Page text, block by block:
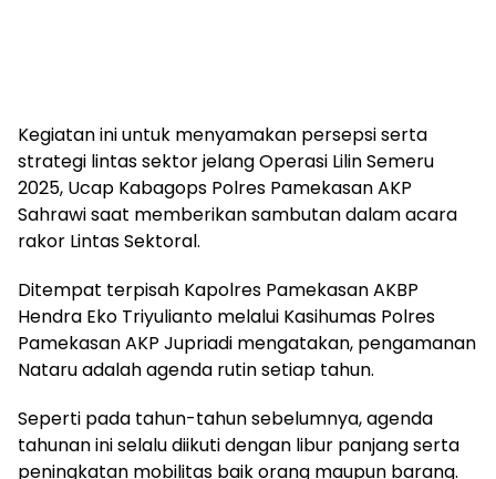
Kegiatan ini untuk menyamakan persepsi serta
strategi lintas sektor jelang Operasi Lilin Semeru
2025, Ucap Kabagops Polres Pamekasan AKP
Sahrawi saat memberikan sambutan dalam acara
rakor Lintas Sektoral.
Ditempat terpisah Kapolres Pamekasan AKBP
Hendra Eko Triyulianto melalui Kasihumas Polres
Pamekasan AKP Jupriadi mengatakan, pengamanan
Nataru adalah agenda rutin setiap tahun.
Seperti pada tahun-tahun sebelumnya, agenda
tahunan ini selalu diikuti dengan libur panjang serta
peningkatan mobilitas baik orang maupun barang.